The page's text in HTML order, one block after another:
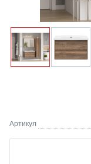
Артикул